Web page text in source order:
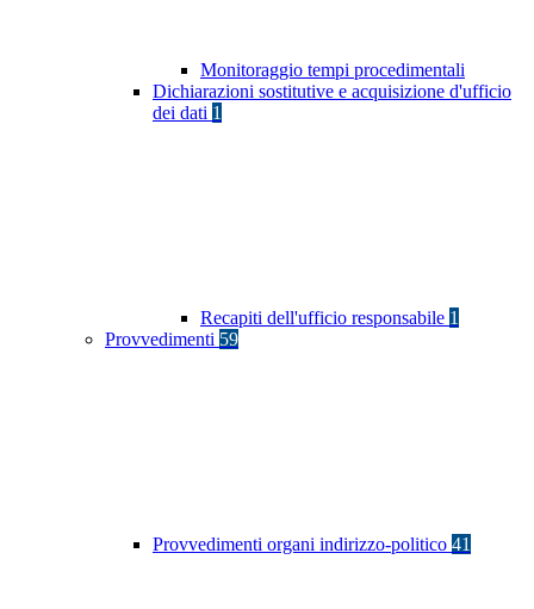
Monitoraggio tempi procedimentali
Dichiarazioni sostitutive e acquisizione d'ufficio
dei dati 1
Recapiti dell'ufficio responsabile 1
Provvedimenti 59
Provvedimenti organi indirizzo-politico 41